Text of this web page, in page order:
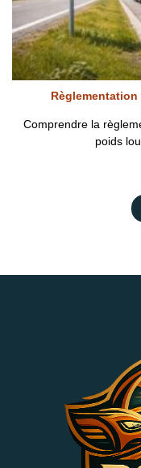
Comprendre la
poids